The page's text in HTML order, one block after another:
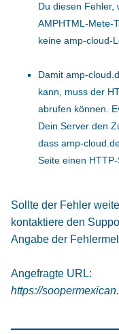
Du diesen Fehler,
AMPHTML-Mete-
keine amp-cloud-
Damit amp-
kann, muss der
abrufen können.
Dein Server den
dass amp-
Seite einen
Sollte der Fehler
kontaktiere den
Angabe der
Angefragte URL:
https://